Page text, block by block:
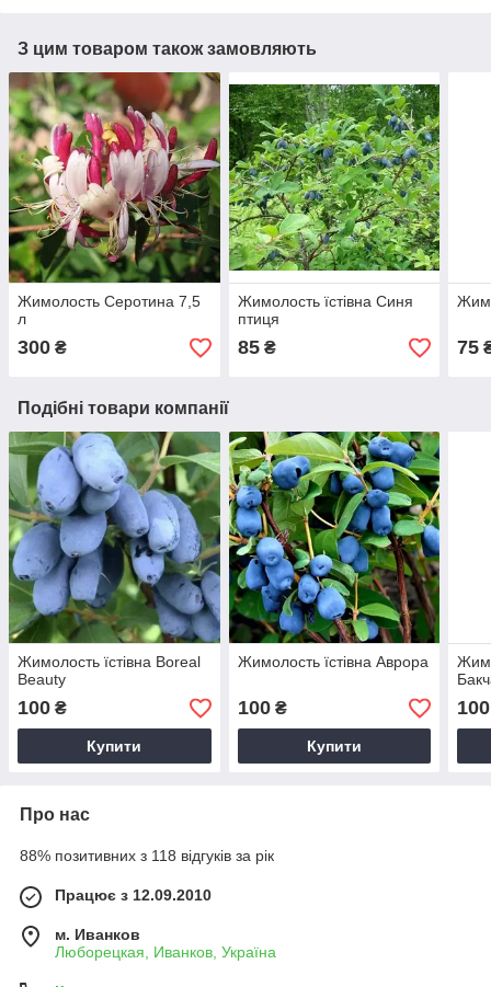
З цим товаром також замовляють
Жимолость Серотина 7,5
л
300 ₴
Жимолость їстівна Синя
птиця
85₴ 75
Подібні товари компанії
Жимолость їстівна Boreal
Beauty
100 ₴
Купити
Жимолость їстівна Аврора
100₴
Купити
100
Про нас
88% позитивних з 118 відгуків за рік
Працює з 12.09.2010
м. Иванков
Люборецкая, Иванков, Україна